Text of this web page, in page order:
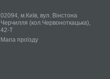
02094, м.Київ, вул. Вінстона
Черчилля (кол.Червоноткацька),
42-Т
Мапа проїзду